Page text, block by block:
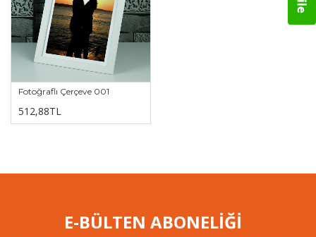
Fotoğraflı Çerçeve 001
512,88TL
E-BÜLTEN ABONELİĞİ